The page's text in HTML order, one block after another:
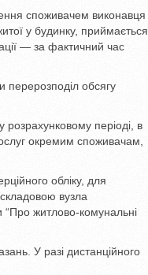
споживачем виконавця
у будинку, приймається
— за фактичний час
перерозподіл обсягу
періоді, в
окремим споживачам,
обліку, для
складовою вузла
“Про житлово-комунальні
У разі дистанційного